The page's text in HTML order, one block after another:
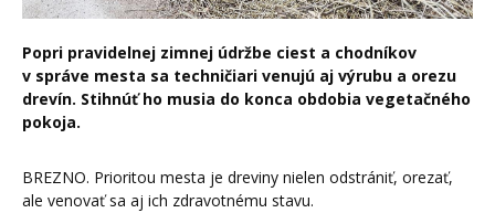
Popri pravidelnej zimnej údržbe ciest a chodníkov
v správe mesta sa techničiari venujú aj výrubu a orezu
drevín. Stihnúť ho musia do konca obdobia vegetačného
pokoja.
BREZNO. Prioritou mesta je dreviny nielen odstrániť, orezať,
ale venovať sa aj ich zdravotnému stavu.